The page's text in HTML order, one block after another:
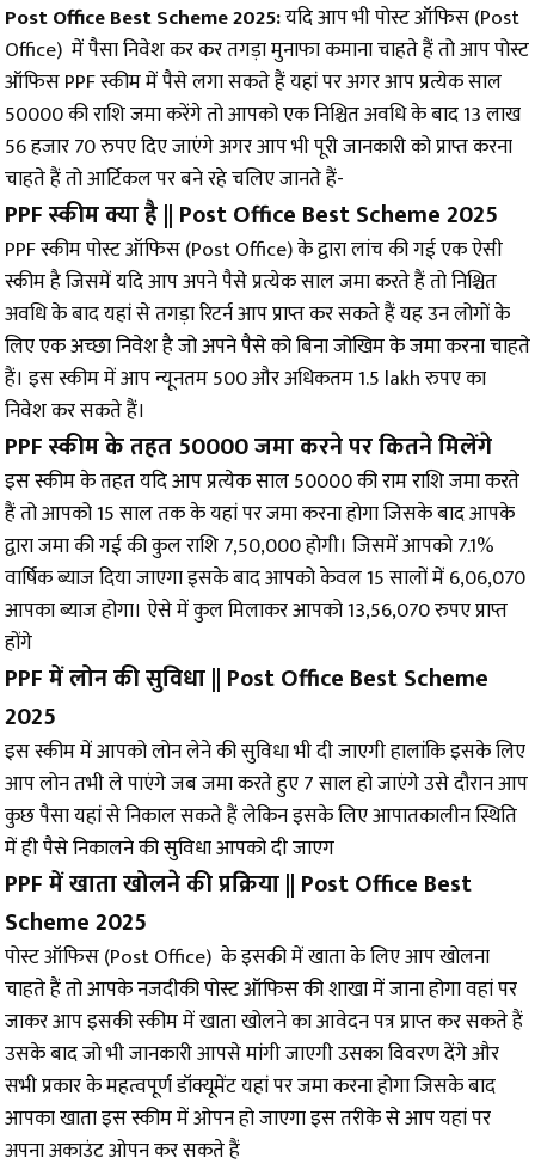
Post Office Best Scheme 2025:यदि आप भी पोस्ट ऑफिस (Post
Office) में पैसा निवेश कर कर तगड़ा मुनाफा कमाना चाहते हैं तो आप पोस्ट
ऑफिस PPF स्कीम में पैसे लगा सकते हैं यहां पर अगर आप प्रत्येक साल
₹50000 की राशि जमा करेंगे तो आपको एक निश्चित अवधि के बाद 13 लाख
56 हजार 70 रुपए दिए जाएंगे अगर आप भी पूरी जानकारी को प्राप्त करना
चाहते हैं तो आर्टिकल पर बने रहे चलिए जानते हैं-
PPF स्कीम क्या है || Post Office Best Scheme 2025
PPF स्कीम पोस्ट ऑफिस (Post Office) के द्वारा लांच की गई एक ऐसी
स्कीम है जिसमें यदि आप अपने पैसे प्रत्येक साल जमा करते हैं तो निश्चित
अवधि के बाद यहां से तगड़ा रिटर्न आप प्राप्त कर सकते हैं यह उन लोगों के
लिए एक अच्छा निवेश है जो अपने पैसे को बिना जोखिम के जमा करना चाहते
हैं। इस स्कीम में आप न्यूनतम ₹500 और अधिकतम 1.5 lakh रुपए का
निवेश कर सकते हैं।
PPF स्कीम के तहत 50000 जमा करने पर कितने मिलेंगे
इस स्कीम के तहत यदि आप प्रत्येक साल ₹50000 की राम राशि जमा करते
हैं तो आपको 15 साल तक के यहां पर जमा करना होगा जिसके बाद आपके
द्वारा जमा की गई की कुल राशि 7,50,000 होगी। जिसमें आपको 7.1%
वार्षिक ब्याज दिया जाएगा इसके बाद आपको केवल 15 सालों में ₹6,06,070
आपका ब्याज होगा। ऐसे में कुल मिलाकर आपको 13,56,070 रुपए प्राप्त
होंगे
PPF में लोन की सुविधा || Post Office Best Scheme
2025
इस स्कीम में आपको लोन लेने की सुविधा भी दी जाएगी हालांकि इसके लिए
आप लोन तभी ले पाएंगे जब जमा करते हुए 7 साल हो जाएंगे उसे दौरान आप
कुछ पैसा यहां से निकाल सकते हैं लेकिन इसके लिए आपातकालीन स्थिति
में ही पैसे निकालने की सुविधा आपको दी जाएग
PPF में खाता खोलने की प्रक्रिया || Post Office Best
Scheme 2025
पोस्ट ऑफिस (Post Office) के इसकी में खाता के लिए आप खोलना
चाहते हैं तो आपके नजदीकी पोस्ट ऑफिस की शाखा में जाना होगा वहां पर
जाकर आप इसकी स्कीम में खाता खोलने का आवेदन पत्र प्राप्त कर सकते हैं
उसके बाद जो भी जानकारी आपसे मांगी जाएगी उसका विवरण देंगे और
सभी प्रकार के महत्वपूर्ण डॉक्यूमेंट यहां पर जमा करना होगा जिसके बाद
आपका खाता इस स्कीम में ओपन हो जाएगा इस तरीके से आप यहां पर
अपना अकाउंट ओपन कर सकते हैं